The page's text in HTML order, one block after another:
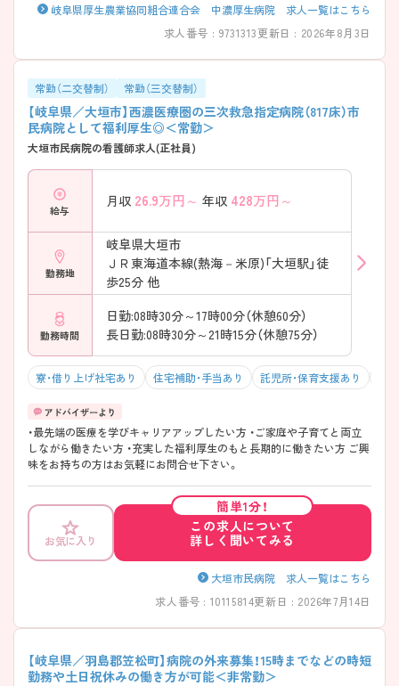
岐阜県厚生農業協同組合連合会 中濃厚生病院 求人一覧はこちら
求人番号 : 9731313更新日 : 2026年8月3日
常勤（二交替制） 常勤（三交替制）
【岐阜県／大垣市】西濃医療圏の三次救急指定病院（817床）市
民病院として福利厚生◎＜常勤＞
大垣市民病院の看護師求人(正社員)
給与
月収 26.9万円～ 年収 428万円～
勤務地
岐阜県大垣市
ＪＲ東海道本線(熱海－米原)「大垣駅」徒
歩25分 他
勤務時間
日勤:08時30分～17時00分（休憩60分）
長日勤:08時30分～21時15分（休憩75分）
寮・借り上げ社宅あり 住宅補助・手当あり 託児所・保育支援あり
・最先端の医療を学びキャリアアップしたい方 ・ご家庭や子育てと両立
しながら働きたい方 ・充実した福利厚生のもと長期的に働きたい方 ご興
味をお持ちの方はお気軽にお問合せ下さい。
お気に入り
簡単1分！
この求人について
詳しく聞いてみる
大垣市民病院 求人一覧はこちら
求人番号 : 10115814更新日 : 2026年7月14日
【岐阜県／羽島郡笠松町】病院の外来募集！15時までなどの時短
勤務や土日祝休みの働き方が可能＜非常勤＞